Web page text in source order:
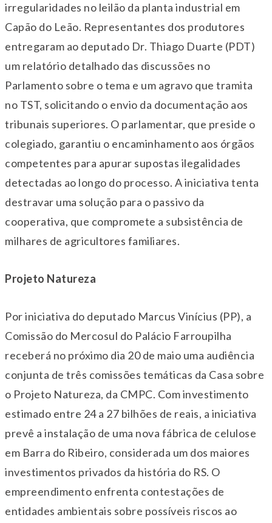
irregularidades no leilão da planta industrial em
Capão do Leão. Representantes dos produtores
entregaram ao deputado Dr. Thiago Duarte (PDT)
um relatório detalhado das discussões no
Parlamento sobre o tema e um agravo que tramita
no TST, solicitando o envio da documentação aos
tribunais superiores. O parlamentar, que preside o
colegiado, garantiu o encaminhamento aos órgãos
competentes para apurar supostas ilegalidades
detectadas ao longo do processo. A iniciativa tenta
destravar uma solução para o passivo da
cooperativa, que compromete a subsistência de
milhares de agricultores familiares.
Projeto Natureza
Por iniciativa do deputado Marcus Vinícius (PP), a
Comissão do Mercosul do Palácio Farroupilha
receberá no próximo dia 20 de maio uma audiência
conjunta de três comissões temáticas da Casa sobre
o Projeto Natureza, da CMPC. Com investimento
estimado entre 24 a 27 bilhões de reais, a iniciativa
prevê a instalação de uma nova fábrica de celulose
em Barra do Ribeiro, considerada um dos maiores
investimentos privados da história do RS. O
empreendimento enfrenta contestações de
entidades ambientais sobre possíveis riscos ao